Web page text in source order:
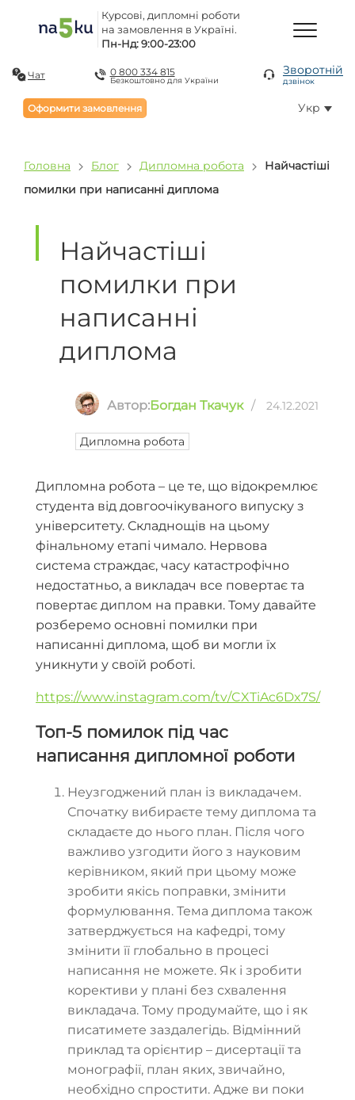
Курсові, дипломні роботи
на замовлення в Україні.
Пн-Нд: 9:00-23:00
Чат 0 800 334 815
Безкоштовно для України
Зворотній
дзвінок
Оформити замовлення Укр
Головна Блог Дипломна робота
Найчастіші
помилки при написанні диплома
Найчастіші
помилки при
написанні
диплома
Автор:Богдан Ткачук / 24.12.2021
Дипломна робота
Дипломна робота – це те, що відокремлює
студента від довгоочікуваного випуску з
університету. Складнощів на цьому
фінальному етапі чимало. Нервова
система страждає, часу катастрофічно
недостатньо, а викладач все повертає та
повертає диплом на правки. Тому давайте
розберемо основні помилки при
написанні диплома, щоб ви могли їх
уникнути у своїй роботі.
https://www.instagram.com/tv/CXTiAc6Dx7S/
Топ-5 помилок під час
написання дипломної роботи
Неузгоджений план із викладачем.
Спочатку вибираєте тему диплома та
складаєте до нього план. Після чого
важливо узгодити його з науковим
керівником, який при цьому може
зробити якісь поправки, змінити
формулювання. Тема диплома також
затверджується на кафедрі, тому
змінити її глобально в процесі
написання не можете. Як і зробити
корективи у плані без схвалення
викладача. Тому продумайте, що і як
писатимете заздалегідь. Відмінний
приклад та орієнтир – дисертації та
монографії, план яких, звичайно,
необхідно спростити. Адже ви поки